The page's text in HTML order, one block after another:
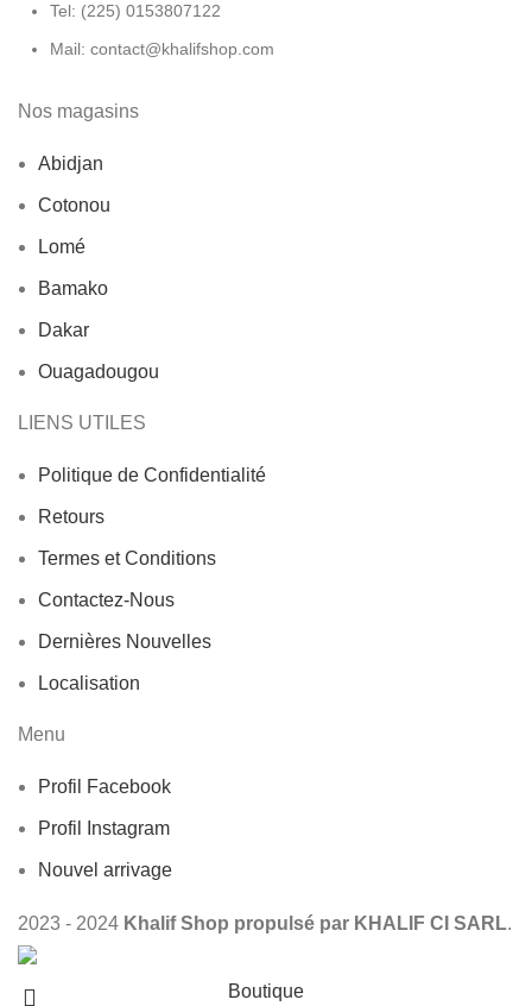
Tel: (225) 0153807122
Mail: contact@khalifshop.com
Nos magasins
Abidjan
Cotonou
Lomé
Bamako
Dakar
Ouagadougou
LIENS UTILES
Politique de Confidentialité
Retours
Termes et Conditions
Contactez-Nous
Dernières Nouvelles
Localisation
Menu
Profil Facebook
Profil Instagram
Nouvel arrivage
2023 - 2024 Khalif Shop propulsé par KHALIF CI SARL.
Boutique